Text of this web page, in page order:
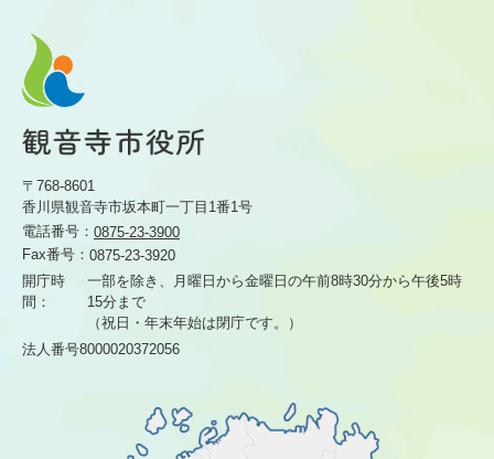
〒768-8601
香川県観音寺市坂本町一丁目1番1号
電話番号： 0875-23-3900
Fax番号： 0875-23-3920
開庁時
間：
一部を除き、月曜日から金曜日の午前8時30分から午後5時
15分まで
（祝日・年末年始は閉庁です。）
法人番号8000020372056